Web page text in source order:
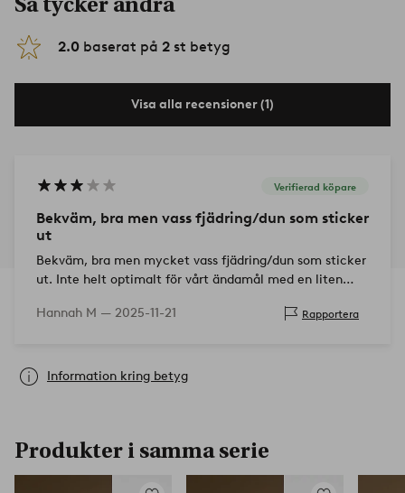
2.0 baserat på 2 st betyg
Visa alla recensioner (1)
Verifierad köpare
Bekväm, bra men vass fjädring/dun som sticker
ut
Bekväm, bra men mycket vass fjädring/dun som sticker
ut. Inte helt optimalt för vårt ändamål med en liten
Hannah M — 2025-11-21 Rapportera
Information kring betyg
Produkter i samma serie